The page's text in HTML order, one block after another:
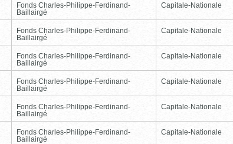
Fonds Charles-Philippe-Ferdinand-
Baillairgé
Capitale-Nationale
Fonds Charles-Philippe-Ferdinand-
Baillairgé
Capitale-Nationale
Fonds Charles-Philippe-Ferdinand-
Baillairgé
Capitale-Nationale
Fonds Charles-Philippe-Ferdinand-
Baillairgé
Capitale-Nationale
Fonds Charles-Philippe-Ferdinand-
Baillairgé
Capitale-Nationale
Fonds Charles-Philippe-Ferdinand-
Baillairgé
Capitale-Nationale